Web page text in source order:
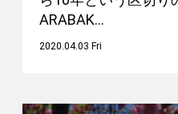
ARABAK…
2020.04.03 Fri